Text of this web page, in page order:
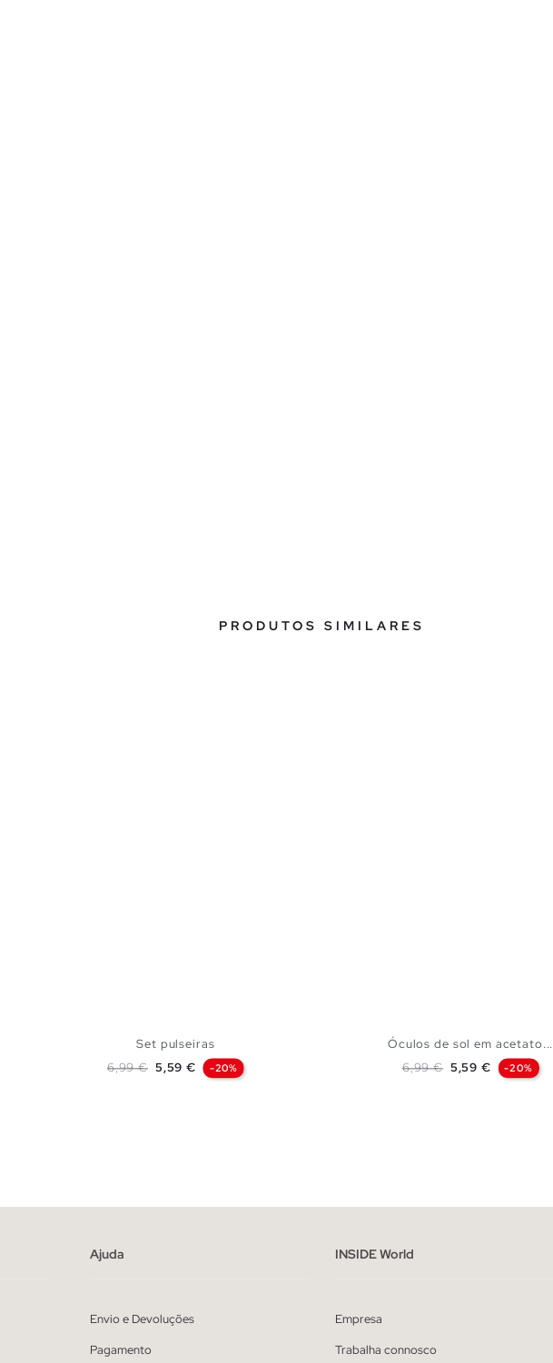
PRODUTOS SIMILARES
Set pulseiras
Preço normal
6,99 € Preço
5,59 € -20%
Óculos de sol em acetato...
Preço normal
6,99 € Preço
5,59 € -20%
Ajuda
Envio e Devoluções
Pagamento
INSIDE World
Empresa
Trabalha connosco